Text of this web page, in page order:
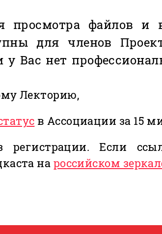
файлов и
для членов
Вас нет
Лекторию,
в Ассоциации за 15
регистрации. Если
на российском